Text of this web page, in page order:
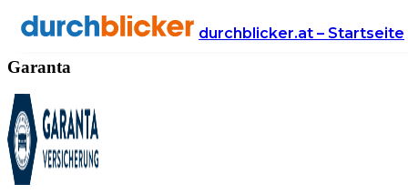
durchblicker.at – Startseite
Anbieter Versicherung Garanta
Garanta